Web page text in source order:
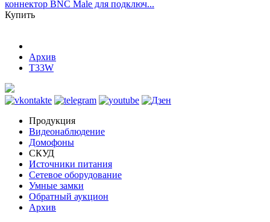
коннектор BNC Male для подключ...
Купить
Архив
T33W
Продукция
Видеонаблюдение
Домофоны
СКУД
Источники питания
Сетевое оборудование
Умные замки
Обратный аукцион
Архив